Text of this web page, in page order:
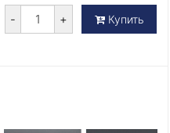
- + Купить